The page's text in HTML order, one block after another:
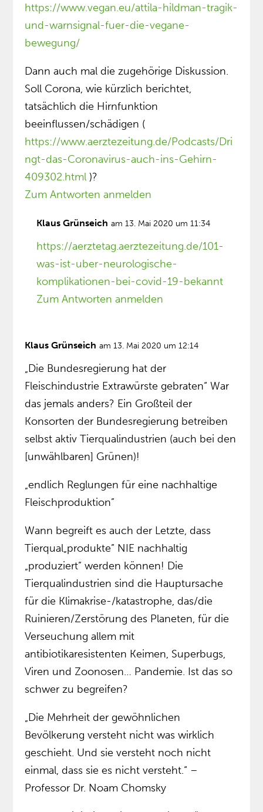
https://www.vegan.eu/attila-hildman-tragik-
und-warnsignal-fuer-die-vegane-
bewegung/
Dann auch mal die zugehörige Diskussion.
Soll Corona, wie kürzlich berichtet,
tatsächlich die Hirnfunktion
beeinflussen/schädigen (
https://www.aerztezeitung.de/Podcasts/Dri
ngt-das-Coronavirus-auch-ins-Gehirn-
409302.html )?
Zum Antworten anmelden
Klaus Grünseich am 13. Mai 2020 um 11:34
https://aerztetag.aerztezeitung.de/101-
was-ist-uber-neurologische-
komplikationen-bei-covid-19-bekannt
Zum Antworten anmelden
Klaus Grünseich am 13. Mai 2020 um 12:14
„Die Bundesregierung hat der
Fleischindustrie Extrawürste gebraten“ War
das jemals anders? Ein Großteil der
Konsorten der Bundesregierung betreiben
selbst aktiv Tierqualindustrien (auch bei den
[unwählbaren] Grünen)!
„endlich Reglungen für eine nachhaltige
Fleischproduktion”
Wann begreift es auch der Letzte, dass
Tierqual„produkte” NIE nachhaltig
„produziert” werden können! Die
Tierqualindustrien sind die Hauptursache
für die Klimakrise-/katastrophe, das/die
Ruinieren/Zerstörung des Planeten, für die
Verseuchung allem mit
antibiotikaresistenten Keimen, Superbugs,
Viren und Zoonosen… Pandemie. Ist das so
schwer zu begreifen?
„Die Mehrheit der gewöhnlichen
Bevölkerung versteht nicht was wirklich
geschieht. Und sie versteht noch nicht
einmal, dass sie es nicht versteht.“ –
Professor Dr. Noam Chomsky